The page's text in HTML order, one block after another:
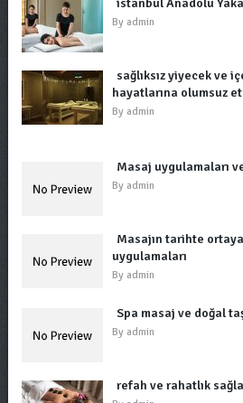
istanbul Anadolu
By admin
sağlıksız yiyecek ve
hayatlarına olumsuz
By admin
Masaj uygulamaları
By admin
Masajın tarihte
uygulamaları
By admin
Spa masaj ve doğal
By admin
refah ve rahatlık